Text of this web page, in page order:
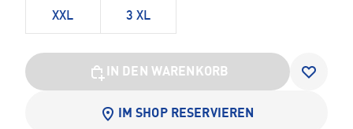
XXL 3 XL
IN DEN WARENKORB
IM SHOP RESERVIEREN